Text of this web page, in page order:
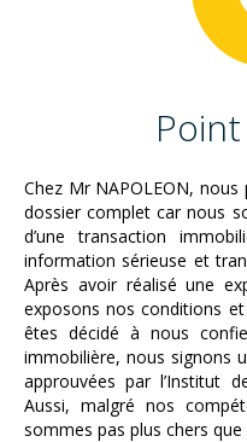
Chez Mr NAPOLEON,
dossier complet car nous
d’une transaction
information sérieuse et
Après avoir réalisé une
exposons nos conditions
êtes décidé à nous
immobilière, nous signons
approuvées par l’Institut
Aussi, malgré nos
sommes pas plus chers